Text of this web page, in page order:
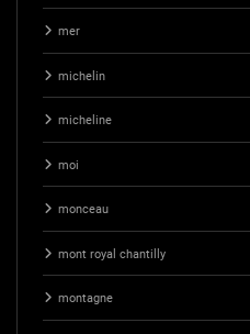
mer
michelin
micheline
moi
monceau
mont royal chantilly
montagne